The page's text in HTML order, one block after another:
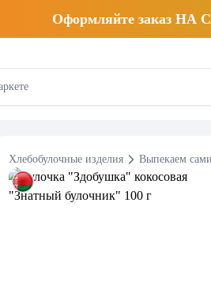
Оформляйте заказ
Хлебобулочные изделия Выпекаем сами